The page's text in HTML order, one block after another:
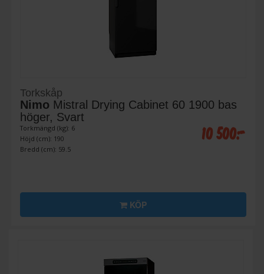
Torkskåp
Nimo Mistral Drying Cabinet 60 1900 bas
höger, Svart
Torkmängd (kg): 6
Höjd (cm): 190
Bredd (cm): 59.5
10 500:-
KÖP